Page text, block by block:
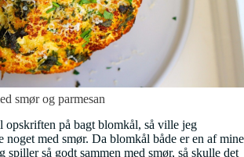
smør og parmesan
opskriften på bagt blomkål, så ville jeg
noget med smør. Da blomkål både er en af mine
spiller så godt sammen med smør, så skulle det